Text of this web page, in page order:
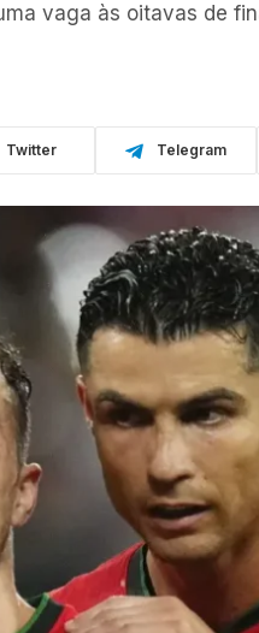
vaga às oitavas de
Twitter Telegram